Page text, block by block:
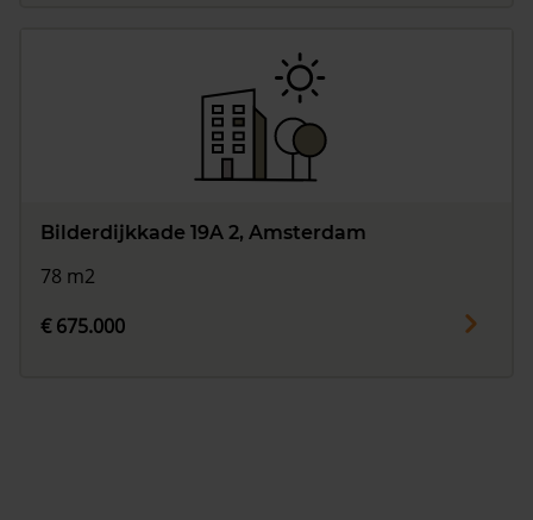
Bilderdijkkade 19A 2, Amsterdam
78 m2
€ 675.000